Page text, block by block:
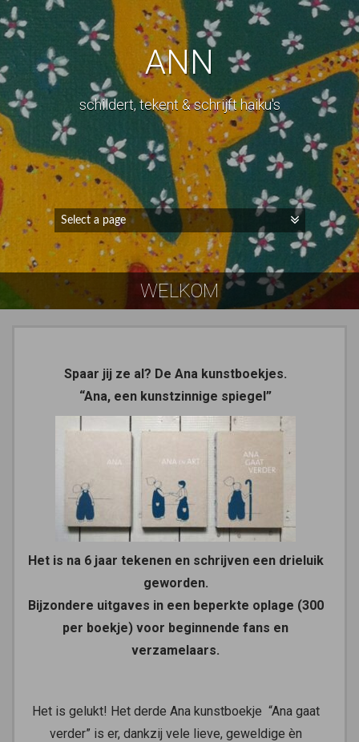
ANN
schildert, tekent & schrijft haiku's
WELKOM
Spaar jij ze al? De Ana kunstboekjes.
“Ana, een kunstzinnige spiegel”
Het is na 6 jaar tekenen en schrijven een drieluik
geworden.
Bijzondere uitgaves in een beperkte oplage (300
per boekje) voor beginnende fans en
verzamelaars.
Het is gelukt! Het derde Ana kunstboekje “Ana gaat
verder” is er, dankzij vele lieve, geweldige èn